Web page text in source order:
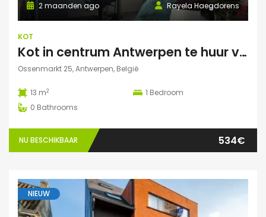
Rayela Haegdorens
2 maanden ago
KOT
Kot in centrum Antwerpen te huur voor zomermaanden: JUNI/JULI/AUGUSTUS
Ossenmarkt 25, Antwerpen, België
13 m2 1 Bedroom
0 Bathrooms
NU BESCHIKBAAR 534€
NIEUW